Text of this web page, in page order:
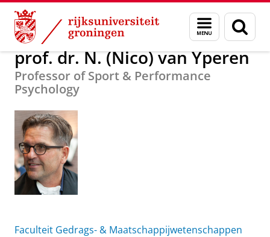
Skip
Content
Skip
Navigation
Menu
en
zoeken
Over ons prof. dr. N. (Nico) van Yperen
prof. dr. N. (Nico) van Yperen
Professor of Sport & Performance
Psychology
Faculteit Gedrags- & Maatschappijwetenschappen